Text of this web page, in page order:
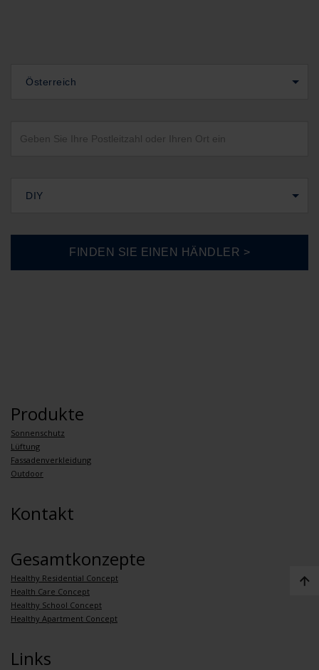
Österreich
DIY
Produkte
Sonnenschutz
Lüftung
Fassadenverkleidung
Outdoor
Kontakt
Gesamtkonzepte
Healthy Residential Concept
Health Care Concept
Healthy School Concept
Healthy Apartment Concept
Links